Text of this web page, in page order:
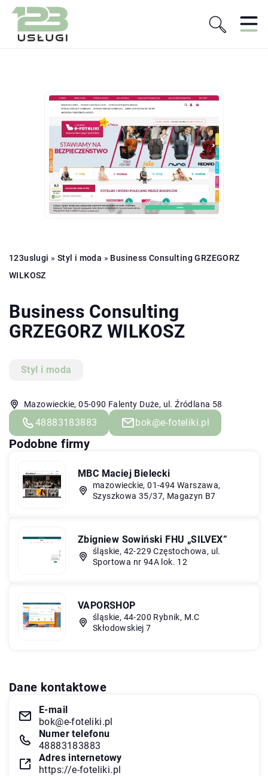
123uslugi » Styl i moda » Business Consulting GRZEGORZ
WILKOSZ
Business Consulting
GRZEGORZ WILKOSZ
Styl i moda
Mazowieckie, 05-090 Falenty Duże, ul. Źródlana 58
48883183883 bok@e-foteliki.pl
Podobne firmy
MBC Maciej Bielecki
mazowieckie, 01-494 Warszawa,
Szyszkowa 35/37, Magazyn B7
Zbigniew Sowiński FHU „SILVEX”
śląskie, 42-229 Częstochowa, ul.
Sportowa nr 94A lok. 12
VAPORSHOP
śląskie, 44-200 Rybnik, M.C
Skłodowskiej 7
Dane kontaktowe
E-mail
bok@e-foteliki.pl
Numer telefonu
48883183883
Adres internetowy
https://e-foteliki.pl